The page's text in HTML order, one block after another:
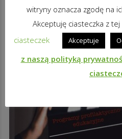
witryny oznacza zgodę na
Akceptuję ciasteczka z tej
ciasteczek
Akceptuje
z naszą polityką